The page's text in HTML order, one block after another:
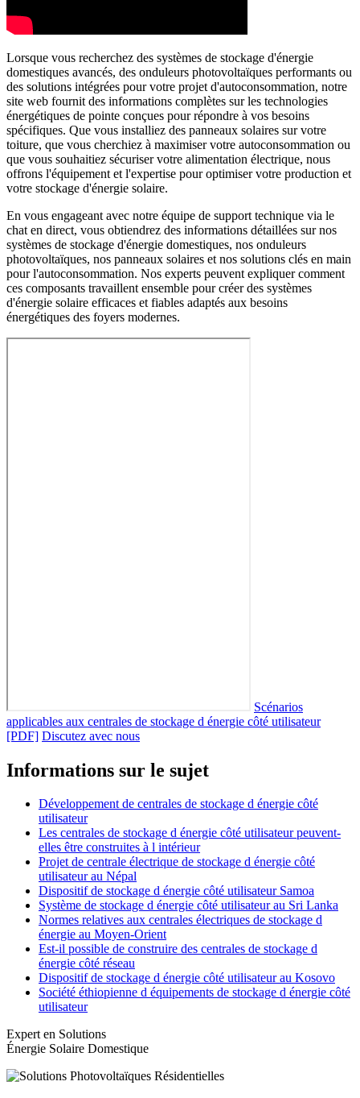
Lorsque vous recherchez des systèmes de stockage d'énergie
domestiques avancés, des onduleurs photovoltaïques performants ou
des solutions intégrées pour votre projet d'autoconsommation, notre
site web fournit des informations complètes sur les technologies
énergétiques de pointe conçues pour répondre à vos besoins
spécifiques. Que vous installiez des panneaux solaires sur votre
toiture, que vous cherchiez à maximiser votre autoconsommation ou
que vous souhaitiez sécuriser votre alimentation électrique, nous
offrons l'équipement et l'expertise pour optimiser votre production et
votre stockage d'énergie solaire.
En vous engageant avec notre équipe de support technique via le
chat en direct, vous obtiendrez des informations détaillées sur nos
systèmes de stockage d'énergie domestiques, nos onduleurs
photovoltaïques, nos panneaux solaires et nos solutions clés en main
pour l'autoconsommation. Nos experts peuvent expliquer comment
ces composants travaillent ensemble pour créer des systèmes
d'énergie solaire efficaces et fiables adaptés aux besoins
énergétiques des foyers modernes.
Scénarios
applicables aux centrales de stockage d énergie côté utilisateur
[PDF] Discutez avec nous
Informations sur le sujet
Développement de centrales de stockage d énergie côté
utilisateur
Les centrales de stockage d énergie côté utilisateur peuvent-
elles être construites à l intérieur
Projet de centrale électrique de stockage d énergie côté
utilisateur au Népal
Dispositif de stockage d énergie côté utilisateur Samoa
Système de stockage d énergie côté utilisateur au Sri Lanka
Normes relatives aux centrales électriques de stockage d
énergie au Moyen-Orient
Est-il possible de construire des centrales de stockage d
énergie côté réseau
Dispositif de stockage d énergie côté utilisateur au Kosovo
Société éthiopienne d équipements de stockage d énergie côté
utilisateur
Expert en Solutions
Énergie Solaire Domestique